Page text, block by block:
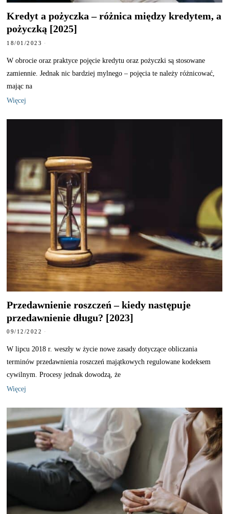
Kredyt a pożyczka – różnica między kredytem, a
pożyczką [2025]
18/01/2023
W obrocie oraz praktyce pojęcie kredytu oraz pożyczki są stosowane
zamiennie. Jednak nic bardziej mylnego – pojęcia te należy różnicować,
mając na
Więcej
Przedawnienie roszczeń – kiedy następuje
przedawnienie długu? [2023]
09/12/2022
W lipcu 2018 r. weszły w życie nowe zasady dotyczące obliczania
terminów przedawnienia roszczeń majątkowych regulowane kodeksem
cywilnym. Procesy jednak dowodzą, że
Więcej